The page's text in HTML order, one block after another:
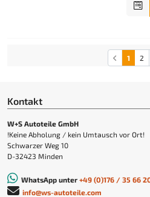
1 2
Kontakt
W+S Autoteile GmbH
!Keine Abholung / kein Umtausch vor Ort!
Schwarzer Weg 10
D-32423 Minden
WhatsApp unter +49 (0)176 / 35 66
info@ws-autoteile.com